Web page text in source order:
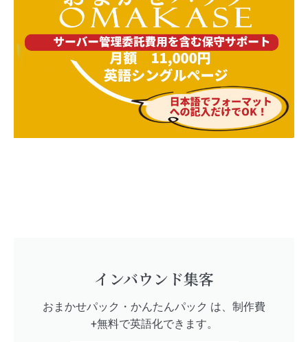
インバウンド集客
おまかせパック・かんたんパック は、制作費
+無料で英語化できます。